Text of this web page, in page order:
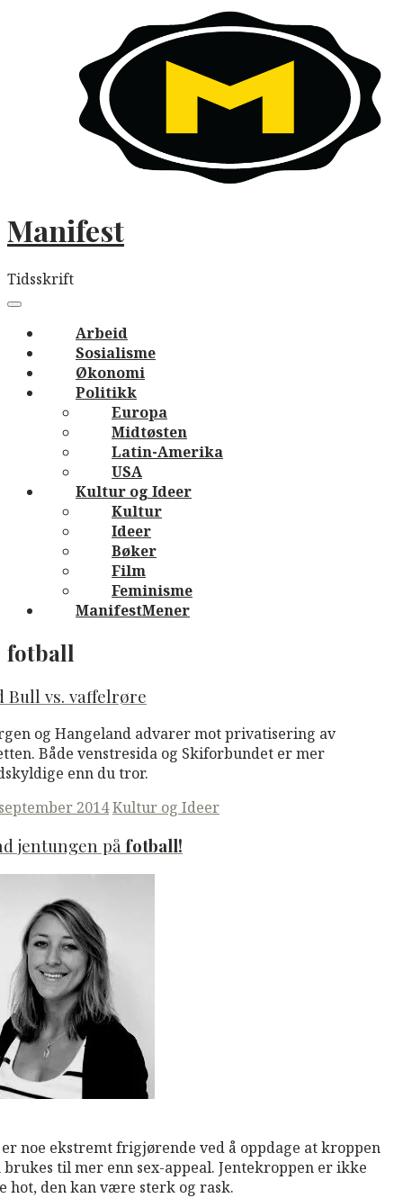
Manifest
Tidsskrift
navigation
Menu
Arbeid
Sosialisme
Økonomi
Politikk
Europa
Midtøsten
Latin-Amerika
USA
Kultur og Ideer
Kultur
Ideer
Bøker
Film
Feminisme
ManifestMener
fotball
Bull vs. vaffelrøre
og Hangeland advarer mot privatisering av
Både venstresida og Skiforbundet er mer
enn du tror.
2014Kultur og Ideer
jentungen på fotball!
er noe ekstremt frigjørende ved å oppdage at kroppen
brukes til mer enn sex-appeal. Jentekroppen er ikke
hot, den kan være sterk og rask.